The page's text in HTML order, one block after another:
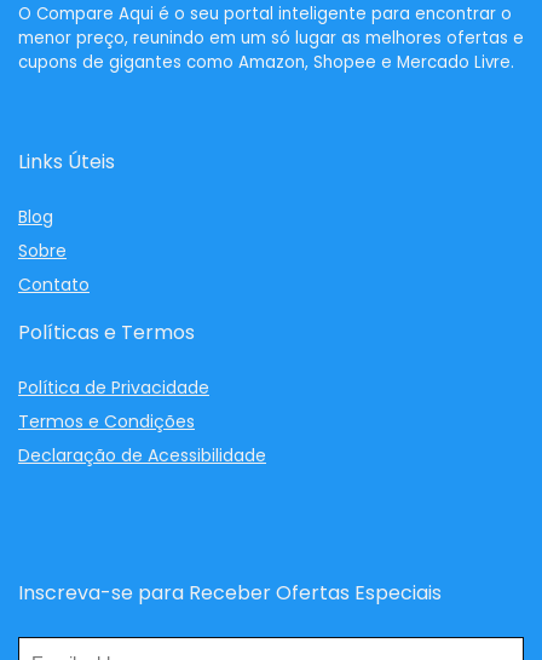
O Compare Aqui é o seu portal inteligente para encontrar o
menor preço, reunindo em um só lugar as melhores ofertas e
cupons de gigantes como Amazon, Shopee e Mercado Livre.
Links Úteis
Blog
Sobre
Contato
Políticas e Termos
Política de Privacidade
Termos e Condições
Declaração de Acessibilidade
Inscreva-se para Receber Ofertas Especiais